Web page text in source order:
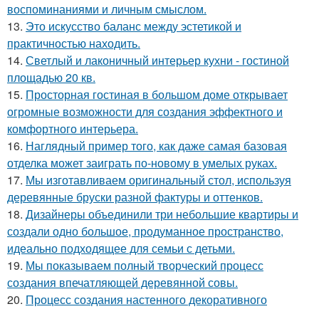
воспоминаниями и личным смыслом.
13. Это искусство баланс между эстетикой и
практичностью находить.
14. Светлый и лаконичный интерьер кухни - гостиной
площадью 20 кв.
15. Просторная гостиная в большом доме открывает
огромные возможности для создания эффектного и
комфортного интерьера.
16. Наглядный пример того, как даже самая базовая
отделка может заиграть по-новому в умелых руках.
17. Мы изготавливаем оригинальный стол, используя
деревянные бруски разной фактуры и оттенков.
18. Дизайнеры объединили три небольшие квартиры и
создали одно большое, продуманное пространство,
идеально подходящее для семьи с детьми.
19. Мы показываем полный творческий процесс
создания впечатляющей деревянной совы.
20. Процесс создания настенного декоративного